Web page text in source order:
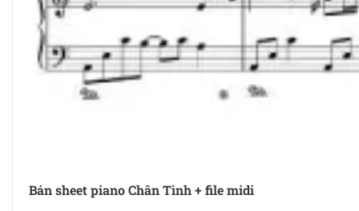
Bán sheet piano Chân Tình + file midi